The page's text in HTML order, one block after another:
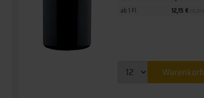
ab 1 Fl. 12,15 €
Warenkorb